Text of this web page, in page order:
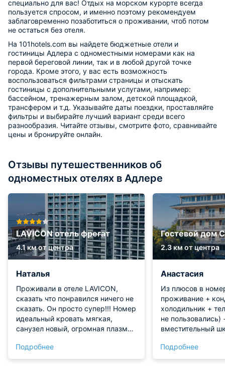
специально для вас! Отдых на морском курорте всегда
пользуется спросом, и именно поэтому рекомендуем
заблаговременно позаботиться о проживании, чтоб потом
не остаться без отеля.
На 101hotels.com вы найдете бюджетные отели и
гостиницы Адлера с одноместными номерами как на
первой береговой линии, так и в любой другой точке
города. Кроме этого, у вас есть возможность
воспользоваться фильтрами страницы и отыскать
гостиницы с дополнительными услугами, например:
бассейном, тренажерным залом, детской площадкой,
трансфером и т.д. Указывайте даты поездки, проставляйте
фильтры и выбирайте лучший вариант среди всего
разнообразия. Читайте отзывы, смотрите фото, сравнивайте
цены и бронируйте онлайн.
Отзывы путешественников об
одноместных отелях в Адлере
LAVICON отель фрегат
4.1 км от центра
Наталья
Проживали в отеле LAVICON,
сказать что понравился ничего не
сказать. Он просто супер!!! Номер
идеальный кровать мягкая,
санузел новый, огромная плазма
восторг стеклянный с очень
красивым видом на парк. У нас
Подробнее
Гостевой дом
2.3 км от центра
Анастасия
Из плюсов в
проживание +
холодильник + телевизор(мы им
не пользовались)
вместительный
свободные
плюсов
Подробнее